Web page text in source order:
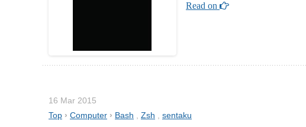
Read on
16 Mar 2015
Top › Computer › Bash Zsh sentaku